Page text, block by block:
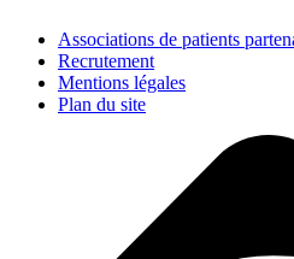
Associations de patients
Recrutement
Mentions légales
Plan du site